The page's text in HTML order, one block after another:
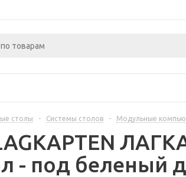
столы - Системы столов - Модульные
- под беленый